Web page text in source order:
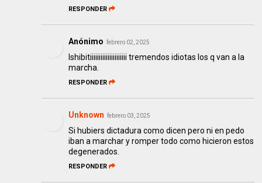
RESPONDER
Anónimo febrero 02, 2025
lshibitiiiiiiiiiiiiiiiiiiiii tremendos idiotas los q van a la
marcha.
RESPONDER
Unknown febrero 03, 2025
Si hubiers dictadura como dicen pero ni en pedo
iban a marchar y romper todo como hicieron estos
degenerados.
RESPONDER